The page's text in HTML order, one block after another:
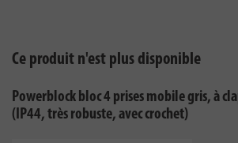
Ce produit n'est plus disponible
Powerblock bloc 4 prises mobile gris, à
(IP44, très robuste, avec crochet)